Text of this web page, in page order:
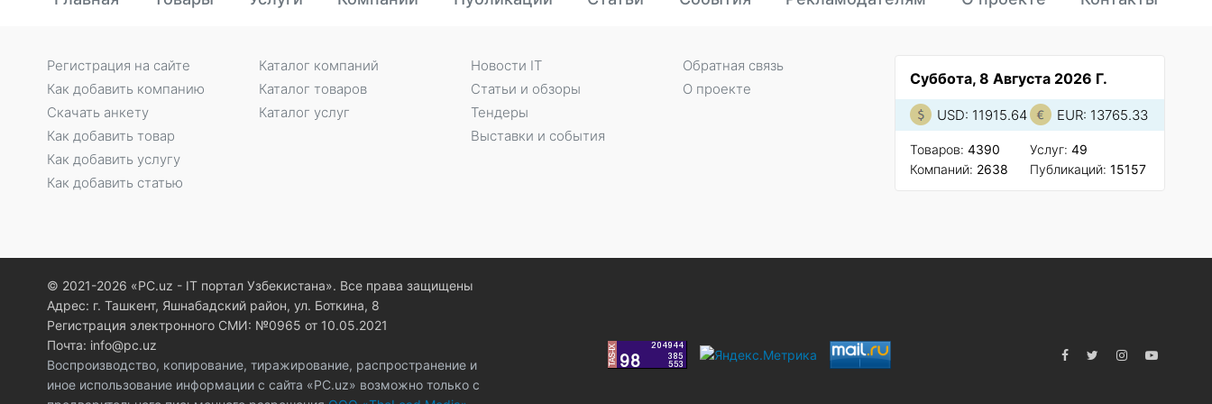
Суббота, 8 Августа 2026 Г.
USD: 11915.64 EUR: 13765.33
Товаров: 4390
Компаний: 2638
Услуг: 49
Публикаций: 15157
Регистрация на сайте
Как добавить компанию
Скачать анкету
Как добавить товар
Как добавить услугу
Как добавить статью
Каталог компаний
Каталог товаров
Каталог услуг
Новости IT
Статьи и обзоры
Тендеры
Выставки и события
Обратная связь
О проекте
© 2021-2026 «PC.uz - IT портал Узбекистана». Все права защищены
Адрес: г. Ташкент, Яшнабадский район, ул. Боткина, 8
Регистрация электронного СМИ: №0965 от 10.05.2021
Почта: info@pc.uz
Воспроизводство, копирование, тиражирование, распространение и
иное использование информации с сайта «PC.uz» возможно только с